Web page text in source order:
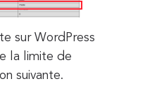
sur WordPress
la limite de
suivante.